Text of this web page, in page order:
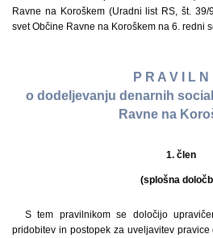
Ravne na Koroškem (Uradni list RS, št.
svet Občine Ravne na Koroškem na 6. redni
P R A V I L N
o dodeljevanju denarnih
Ravne na
1. člen
(splošna
S tem pravilnikom se določijo
pridobitev in postopek za uveljavitev